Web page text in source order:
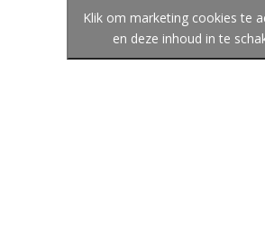
Klik om marketing cookies te
en deze inhoud in te